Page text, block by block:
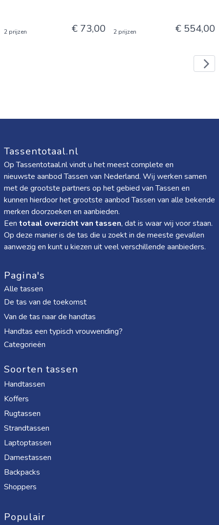
2 prijzen € 73,00 2 prijzen € 554,00
Tassentotaal.nl
Op Tassentotaal.nl vindt u het meest complete en
nieuwste aanbod Tassen van Nederland. Wij werken samen
met de grootste partners op het gebied van Tassen en
kunnen hierdoor het grootste aanbod Tassen van alle bekende
merken doorzoeken en aanbieden.
Een totaal overzicht van tassen, dat is waar wij voor staan.
Op deze manier is de tas die u zoekt in de meeste gevallen
aanwezig en kunt u kiezen uit veel verschillende aanbieders.
Pagina's
Alle tassen
De tas van de toekomst
Van de tas naar de handtas
Handtas een typisch vrouwending?
Categorieën
Soorten tassen
Handtassen
Koffers
Rugtassen
Strandtassen
Laptoptassen
Damestassen
Backpacks
Shoppers
Populair